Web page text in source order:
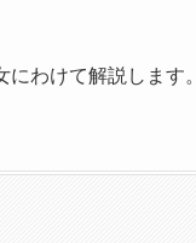
わけて解説します。